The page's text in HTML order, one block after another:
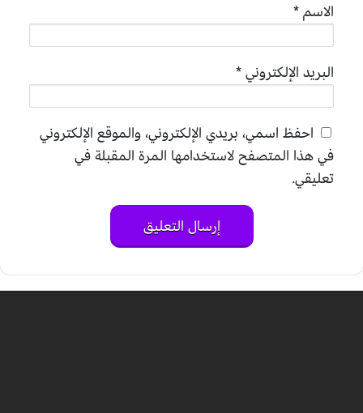
الاسم*
البريد الإلكتروني*
احفظ اسمي، بريدي الإلكتروني، والموقع الإلكتروني
في هذا المتصفح لاستخدامها المرة المقبلة في
تعليقي.